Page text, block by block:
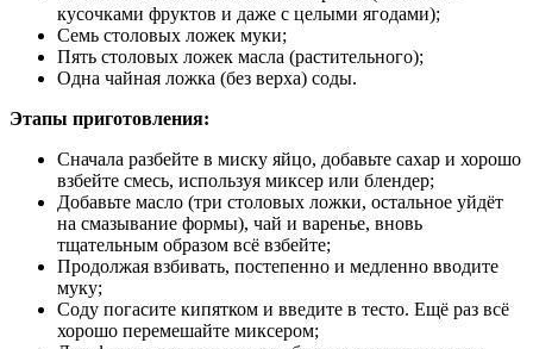
кусочками фруктов и даже с целыми ягодами);
Семь столовых ложек муки;
Пять столовых ложек масла (растительного);
Одна чайная ложка (без верха) соды.
Этапы приготовления:
Сначала разбейте в миску яйцо, добавьте сахар и хорошо
взбейте смесь, используя миксер или блендер;
Добавьте масло (три столовых ложки, остальное уйдёт
на смазывание формы), чай и варенье, вновь
тщательным образом всё взбейте;
Продолжая взбивать, постепенно и медленно вводите
муку;
Соду погасите кипятком и введите в тесто. Ещё раз всё
хорошо перемешайте миксером;